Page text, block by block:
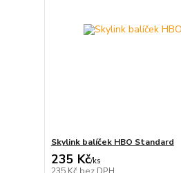
Skylink balíček HBO Standard
235 Kč/ks
235 Kč bez DPH